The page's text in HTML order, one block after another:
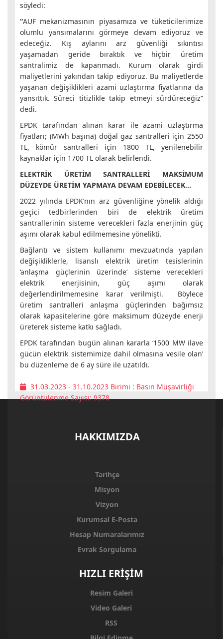
söyledi:
“AUF mekanizmasının piyasamıza ve tüketicilerimize
olumlu yansımalarını görmeye devam ediyoruz ve
edeceğiz. Kış aylarını arz güvenliği sıkıntısı
yaşamadan geride bıraktık ve hiçbir üretim
santralimiz de kapanmadı. Kurum olarak girdi
maliyetlerini yakından takip ediyoruz. Bu maliyetlerde
yaşanan değişiklikleri azami uzlaştırma fiyatlarına da
yansıttık. Süreci titizlikle takip etmeyi sürdüreceğiz”
dedi.
EPDK tarafından alınan karar ile azami uzlaştırma
fiyatları; (MWh başına) doğal gaz santralleri için 2550
TL, kömür santralleri için 1800 TL, yenilenebilir
kaynaklar için 1700 TL olarak belirlendi.
ELEKTRİK ÜRETİM SANTRALLERİ MAKSİMUM
DÜZEYDE ÜRETİM YAPMAYA DEVAM EDEBİLECEK…
2022 yılında EPDK’nın arz güvenliğine yönelik aldığı
geçici tedbirlerinden biri de elektrik üretim
santrallerinin sisteme verecekleri fazla enerjinin güç
aşımı olarak kabul edilmemesine yönelikti.
Bağlantı ve sistem kullanımı mevzuatında yapılan
değişikliklerle, lisanslı elektrik üretim tesislerinin
‘anlaşma güçlerinin üzerinde’ sisteme verecekleri
elektrik enerjisinin, güç aşımı olarak
değerlendirilmemesine karar verilmişti. Böylece
üretim santralleri anlaşma güçlerinden bağımsız
olarak kapasitelerine göre maksimum düzeyde enerji
üreterek sisteme katkı sağladı.
EPDK tarafından bugün alınan kararla ‘1500 MW ilave
gücün elektrik sistemimize dahil olmasına vesile olan’
bu düzenleme de 6 ay süre ile uzatıldı.
31.03.2023 - 31.10.2023 Birimi : Basın Müşavirliği
Görüntülenme Sayısı: 9378
HAKKIMIZDA
Tarihçe
Misyon
Vizyon
Kurumsal E-Posta
Hesap Numaralarımız
Evrak Sorgulama
HIZLI ERİŞİM
Resim Galeri
Video Galeri
RSS